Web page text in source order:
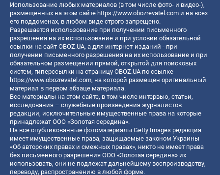
Использование любых материалов (в том числе фото- и видео-),
размещенных на этом сайте https://www.obozrevatel.com и на всех
его поддоменах, в любом виде строго запрещено.
Разрешается использование при получении письменного
разрешения на их использование и при условии обязательной
ссылки на сайт OBOZ.UA, а для интернет-изданий - при
получении письменного разрешения на их использование и при
обязательном размещении прямой, открытой для поисковых
систем, гиперссылки на страницу OBOZ.UA по ссылке
https://www.obozrevatel.com, на которой размещен оригинальный
материал в первом абзаце материала.
Все материалы на этом сайте, в том числе интервью, статьи,
исследования – служебные произведения журналистов
редакции, исключительные имущественные права на которые
принадлежат ООО «Золотая середина».
На все опубликованные фотоматериалы Getty Images редакция
имеет имущественные права, защищаемые законом Украины
«Об авторских правах и смежных правах», никто не имеет права
без письменного разрешения ООО «Золотая середина» их
использовать, они не подлежат дальнейшему воспроизводству,
переводу, распространению в любой форме.